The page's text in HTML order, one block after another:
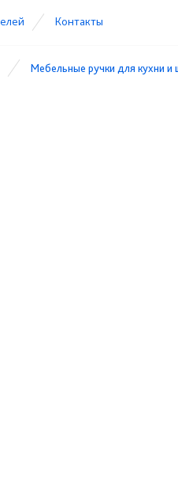
Контакты
Мебельные ручки для кухни и